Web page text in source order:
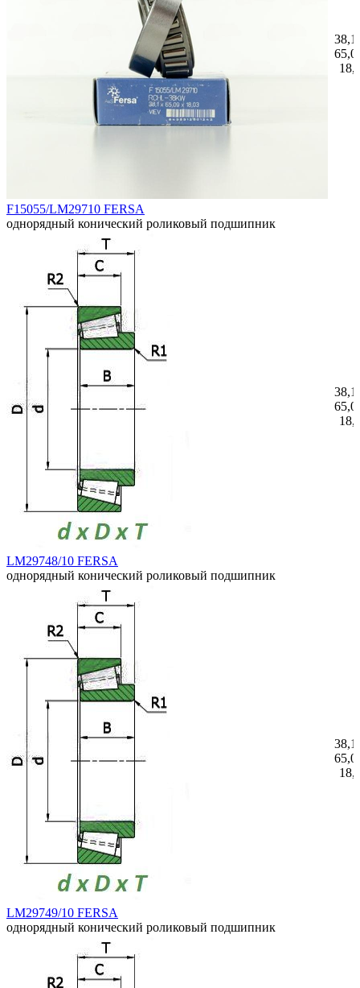
F15055/LM29710 FERSA
однорядный конический роликовый подшипник
LM29748/10 FERSA
однорядный конический роликовый подшипник
LM29749/10 FERSA
однорядный конический роликовый подшипник